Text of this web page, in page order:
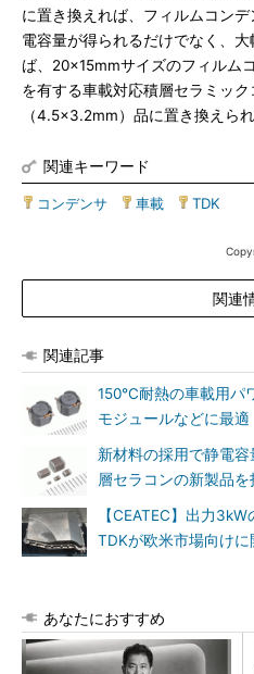
に置き換えれば、フィルムコン
電容量が得られるだけでなく、
ば、20×15mmサイズのフィルム
を有する車載対応積層セラミッ
（4.5×3.2mm）品に置き換えられ
関連キーワード
コンデンサ 車載 TDK
関連
関連記事
150℃耐熱の車載用パ
モジュールなどに最適
新材料の採用で静電
層セラコンの新製品を
【CEATEC】出力
TDKが欧米市場向けに
あなたにおすすめ